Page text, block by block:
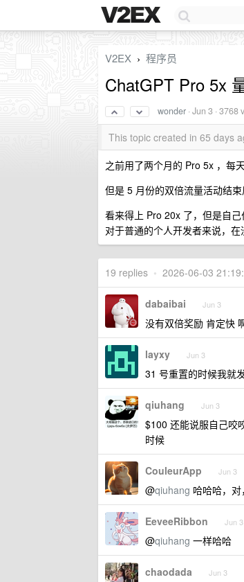
V2EX › 程序员
ChatGPT Pro 5x
wonder ·Jun 3 · 3768
This topic created in 65 days
之前用了两个月的 Pro 5x ，每
但是 5 月份的双倍流量活动结
看来得上 Pro 20x 了，但是自
对于普通的个人开发者来说，在
19 replies • 2026-06-03
dabaibai Jun 3
没有双倍奖励 肯定快
layxy Jun 3
31 号重置的时候我就
qiuhang Jun 3
$100 还能说服自己咬
时候
CouleurApp Jun 3
@qiuhang 哈哈哈，
EeveeRibbon Jun 3
@qiuhang 一样哈哈
chaodada Jun 3